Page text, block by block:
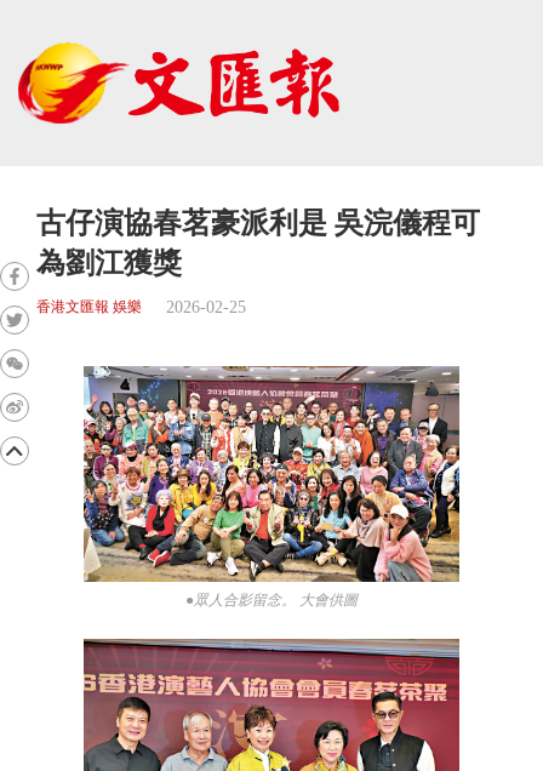
古仔演協春茗豪派利是 吳浣儀程可
為劉江獲獎
香港文匯報 娛樂 2026-02-25
●眾人合影留念。 大會供圖